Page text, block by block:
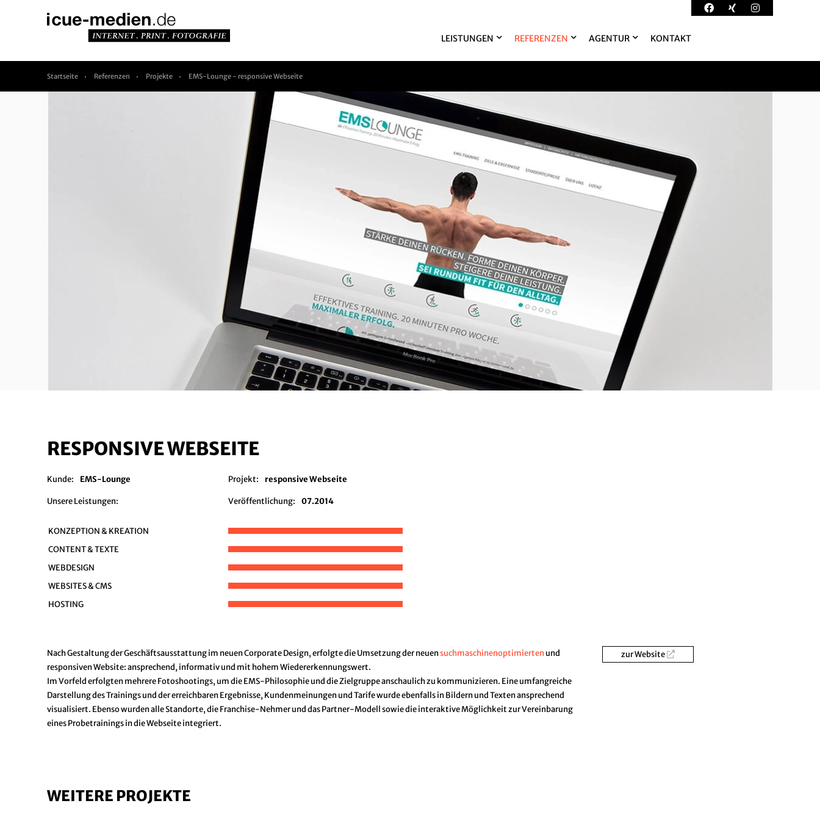
LEISTUNGEN REFERENZEN AGENTUR KONTAKT
Startseite Referenzen Projekte EMS-Lounge - responsive Webseite
RESPONSIVE WEBSEITE
Kunde: EMS-Lounge Projekt: responsive Webseite
Veröffentlichung: 07.2014
Unsere Leistungen:
KONZEPTION & KREATION
CONTENT & TEXTE
WEBDESIGN
WEBSITES & CMS
HOSTING
Nach Gestaltung der Geschäftsausstattung im neuen Corporate Design, erfolgte die Umsetzung der neuensuchmaschinenoptimiertenund
responsiven Website: ansprechend, informativ und mit hohem Wiedererkennungswert.
Im Vorfeld erfolgten mehrere Fotoshootings, um die EMS-Philosophie und die Zielgruppe anschaulich zu kommunizieren. Eine umfangreiche
Darstellung des Trainings und der erreichbaren Ergebnisse, Kundenmeinungen und Tarife wurde ebenfalls in Bildern und Texten ansprechend
visualisiert. Ebenso wurden alle Standorte, die Franchise-Nehmer und das Partner-Modell sowie die interaktive Möglichkeit zur Vereinbarung
eines Probetrainings in die Webseite integriert.
zur Website
WEITERE PROJEKTE